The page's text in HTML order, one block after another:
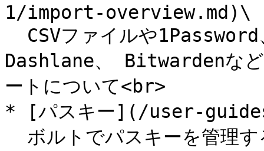
1/import-overview.md)\
Dashlane、 Bitwardenなど
ートについて<br>
* [パスキー](/user-